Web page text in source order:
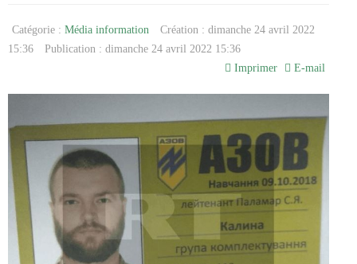
Karine Gagnon
Loic Tassé
Marc-André Leclerc
Marie-Eve Doyon
Mathieu Bock Côté
Nathalie Elgrably
Normand Lester
Pierre Martin
Remi Nadeau
Richard Béliveau
Catégorie : Média information
Création : dimanche 24 avril 2022
15:36
Publication : dimanche 24 avril 2022 15:36
Imprimer
E-mail